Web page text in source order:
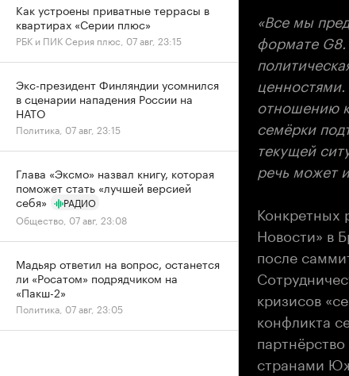
«Все мы
формате
отношению
семёрки
текущей
речь может
Конкретных
Новости» в
после
кризисов
конфликта
странами
Как устроены приватные террасы в
квартирах «Серии плюс»
РБК и ПИК Серия плюс, 07 авг, 23:15
Экс-президент Финляндии усомнился
в сценарии нападения России на
НАТО
Политика, 07 авг, 23:15
Глава «Эксмо» назвал книгу, которая
поможет стать «лучшей версией
себя»
РАДИО
Общество, 07 авг, 23:08
Мадьяр ответил на вопрос, останется
ли «Росатом» подрядчиком на
«Пакш-2»
Политика, 07 авг, 23:05